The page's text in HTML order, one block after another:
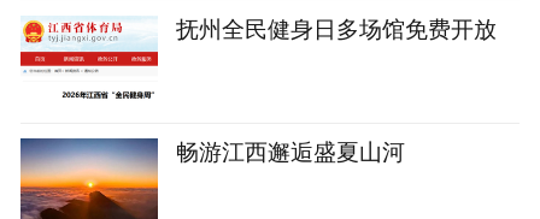
抚州全民健身日多场馆免费开放
畅游江西邂逅盛夏山河